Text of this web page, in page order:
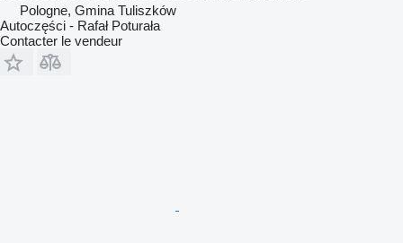
Pologne, Gmina Tuliszków
Autoczęści - Rafał Poturała
Contacter le vendeur